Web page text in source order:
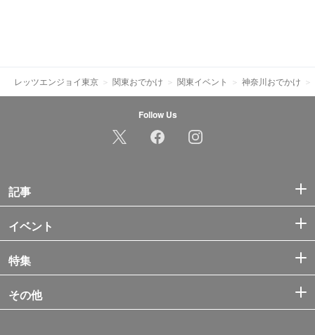
レッツエンジョイ東京 関東おでかけ 関東イベント 神奈川おでかけ
Follow Us
記事
イベント
特集
その他